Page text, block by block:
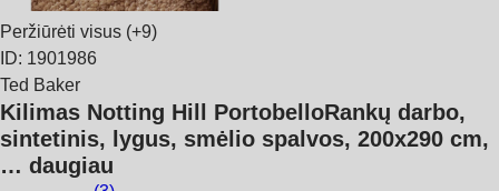
Peržiūrėti visus (+9)
ID: 1901986
Ted Baker
Kilimas Notting Hill PortobelloRankų darbo,
sintetinis, lygus, smėlio spalvos, 200x290 cm,
… daugiau